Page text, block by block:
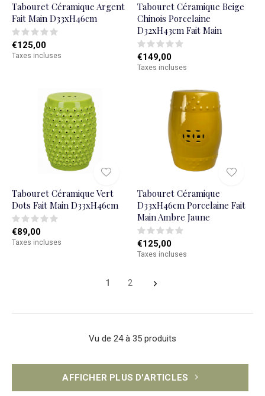
Tabouret Céramique Argent
Fait Main D33xH46cm
€125,00
Taxes incluses
Tabouret Céramique Beige
Chinois Porcelaine
D32xH43cm Fait Main
€149,00
Taxes incluses
Tabouret Céramique Vert
Dots Fait Main D33xH46cm
€89,00
Taxes incluses
Tabouret Céramique
D33xH46cm Porcelaine Fait
Main Ambre Jaune
€125,00
Taxes incluses
1 2
Vu de 24 à 35 produits
AFFICHER PLUS D'ARTICLES